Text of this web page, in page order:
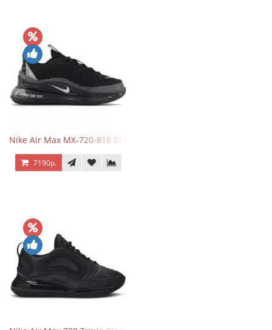
Nike Air Max MX-720-818 Black
7190р.